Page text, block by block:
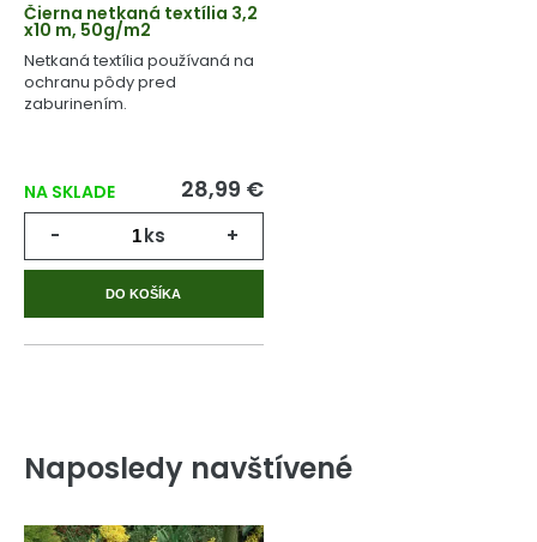
Čierna netkaná textília 3,2
x10 m, 50g/m2
Netkaná textília používaná na
ochranu pôdy pred
zaburinením.
NA SKLADE 28,99 €
- ks +
DO KOŠÍKA
Naposledy navštívené